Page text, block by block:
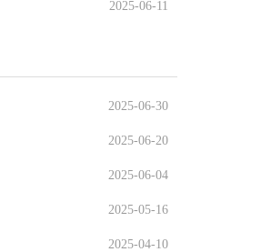
2025-06-11
2025-06-30
2025-06-20
2025-06-04
2025-05-16
2025-04-10